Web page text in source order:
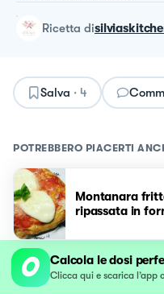
ricetta di
Salva · 4
POTREBBERO PIACERTI
Montanara
ripassata in
Calcola le dosi
Clicca qui e scarica l’app